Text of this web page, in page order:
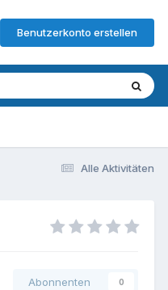
Benutzerkonto erstellen
Alle Aktivitäten
Abonnenten 0